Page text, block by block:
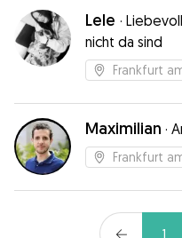
lief alles
unkompliziert.”
Lele ·
nicht da sind
Frankfurt
Maximilian ·
Frankfurt
1